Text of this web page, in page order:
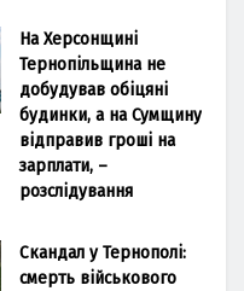
На Херсонщині
Тернопільщина не
добудував обіцяні
будинки, а на Сумщину
відправив гроші на
зарплати, –
розслідування
Скандал у Тернополі:
смерть військового